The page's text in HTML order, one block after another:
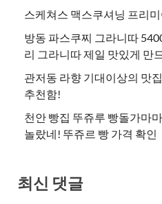
스케쳐스 맥스쿠셔닝 프리
방동 파스쿠찌 그라니따
리 그라니따 제일 맛있게 만
관저동 라향 기대이상의 맛
추천함!
천안 빵집 뚜쥬루 빵돌가마
놀랐네! 뚜쥬르 빵 가격 확인
최신 댓글